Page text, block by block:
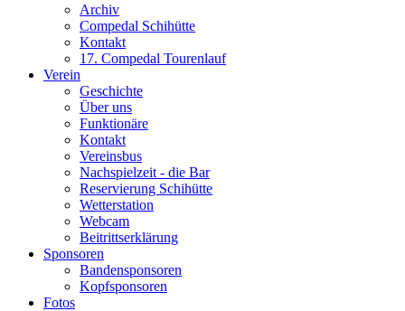
Archiv
Compedal Schihütte
Kontakt
17. Compedal Tourenlauf
Verein
Geschichte
Über uns
Funktionäre
Kontakt
Vereinsbus
Nachspielzeit - die Bar
Reservierung Schihütte
Wetterstation
Webcam
Beitrittserklärung
Sponsoren
Bandensponsoren
Kopfsponsoren
Fotos